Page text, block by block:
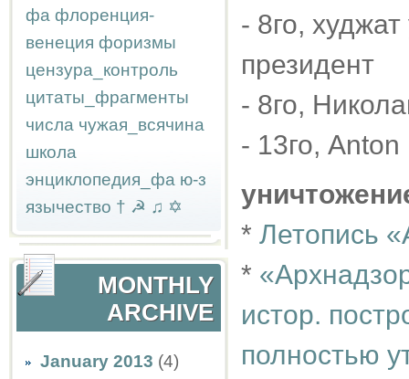
фа флоренция-
венеция форизмы
цензура_контроль
цитаты_фрагменты
числа чужая_всячина
школа
энциклопедия_фа ю-з
язычество † ☭ ♫ ✡
MONTHLY
ARCHIVE
January 2013 (4)
- 8го,
президент
- 8го,
- 13го,
* Летопись
*
истор.
полностью